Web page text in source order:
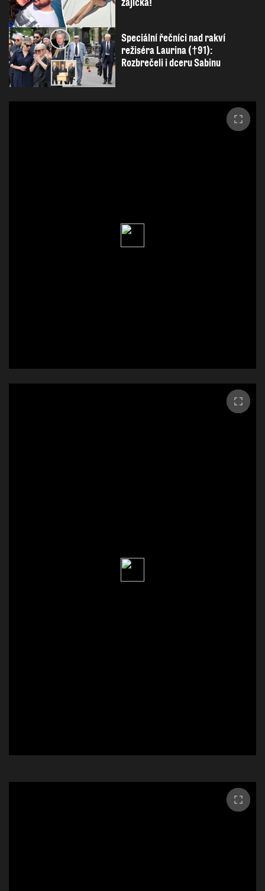
Speciální řečníci nad rakví
režiséra Laurina (†91):
Rozbrečeli i dceru Sabinu